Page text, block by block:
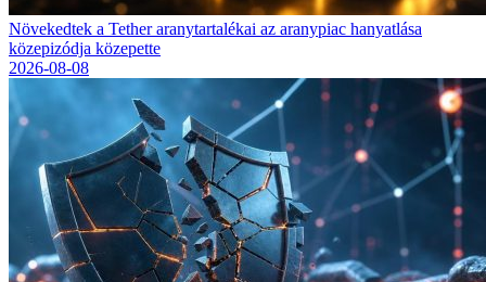
Növekedtek a Tether aranytartalékai az aranypiac hanyatlása
közepizódja közepette
2026-08-08